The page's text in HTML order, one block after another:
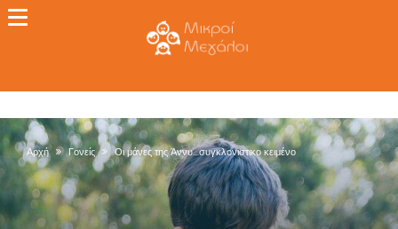
Αρχή Γονείς Οι μάνες της Άννυ…συγκλονιστικο κειμένο